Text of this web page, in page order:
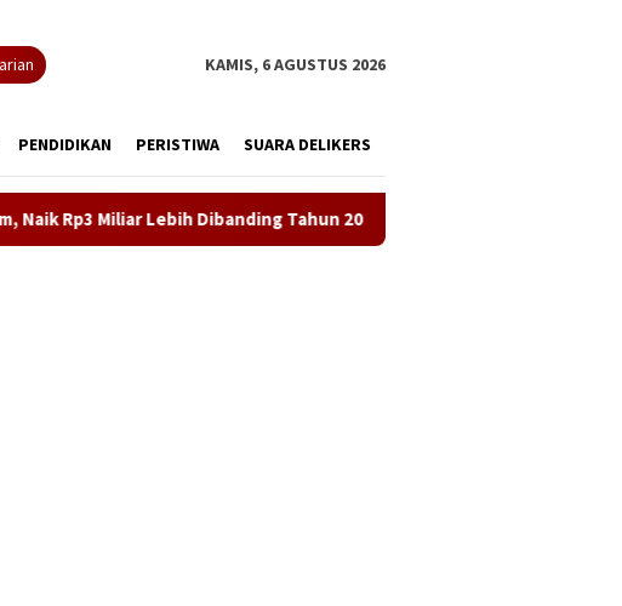
KAMIS, 6 AGUSTUS 2026
PENDIDIKAN PERISTIWA SUARA DELIKERS
Dibanding Tahun 2024 LKBH LPKSM Satria Desak Kejari